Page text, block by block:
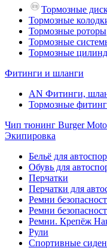
Тормозные
Тормозные
Тормозные роторы
Тормозные
Тормозные
Фитинги и шланги
AN Фитинги,
Тормозные
Чип тюнинг Burger
Экипировка
Бельё для
Обувь для
Перчатки
Перчатки для
Ремни
Ремни
Ремни. Крепёж
Рули
Спортивные